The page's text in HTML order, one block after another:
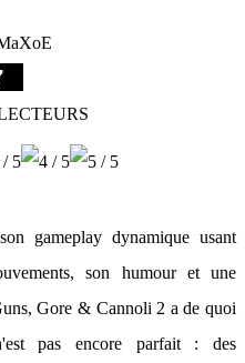
gameplay dynamique usant
son humour et une
Gore & Cannoli 2 a de quoi
pas encore parfait : des